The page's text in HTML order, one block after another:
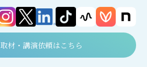
取材・講演依頼はこちら